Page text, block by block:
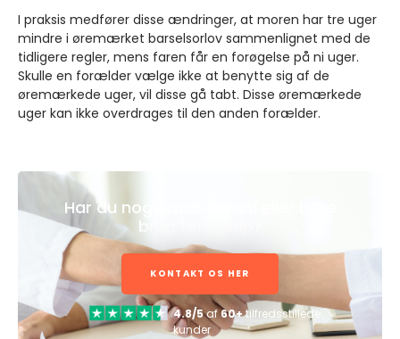
I praksis medfører disse ændringer, at moren har tre uger
mindre i øremærket barselsorlov sammenlignet med de
tidligere regler, mens faren får en forøgelse på ni uger.
Skulle en forælder vælge ikke at benytte sig af de
øremærkede uger, vil disse gå tabt. Disse øremærkede
uger kan ikke overdrages til den anden forælder.
Har du nogle spørgsmål eller bare
brug for hjælp?
KONTAKT OS HER
4.8/5af60+tilfredsstillede
kunder